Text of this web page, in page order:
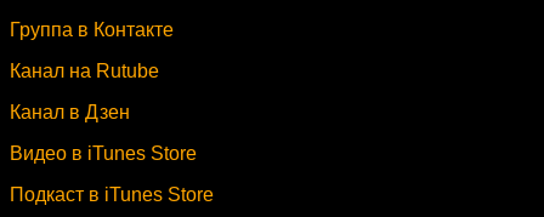
Группа в Контакте
Канал на Rutube
Канал в Дзен
Видео в iTunes Store
Подкаст в iTunes Store